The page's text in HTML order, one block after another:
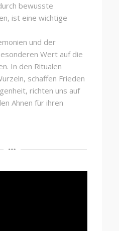
bewusste
ist eine wichtige
und der
Wert auf die
In den Ritualen
schaffen Frieden
richten uns auf
Ahnen für ihren